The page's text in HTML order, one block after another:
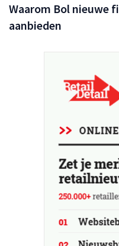
Waarom Bol nieuwe
aanbieden